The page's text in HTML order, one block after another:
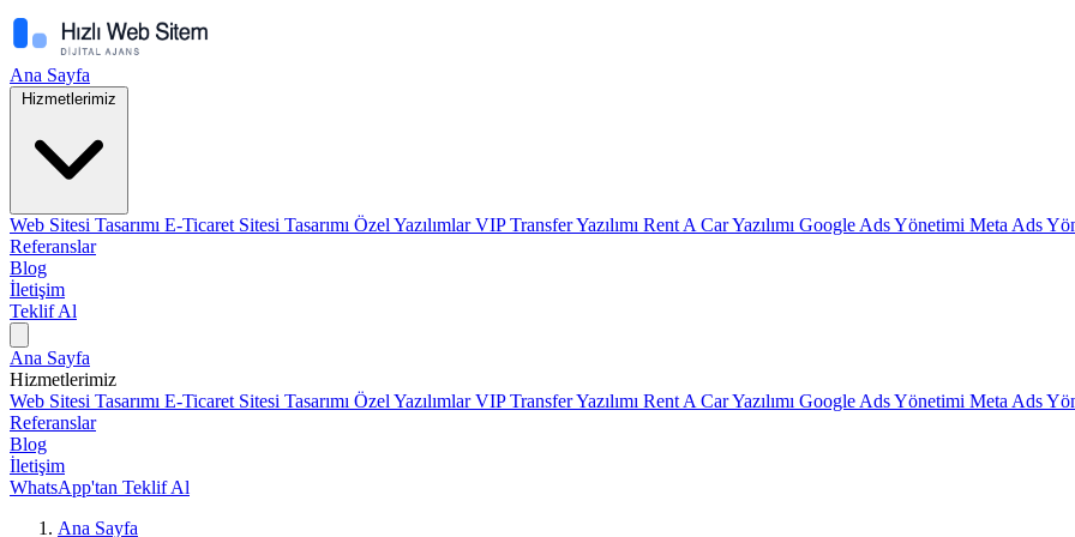
Ana Sayfa
Hizmetlerimiz
Web Sitesi Tasarımı E-Ticaret Sitesi Tasarımı Özel YazılımlarVIP Transfer Yazılımı Rent A Car Yazılımı Google Ads Yönetimi Meta Ads
Referanslar
Blog
İletişim
Teklif Al
Ana Sayfa
Hizmetlerimiz
Web Sitesi Tasarımı E-Ticaret Sitesi Tasarımı Özel YazılımlarVIP Transfer Yazılımı Rent A Car Yazılımı Google Ads Yönetimi Meta Ads
Referanslar
Blog
İletişim
WhatsApp'tan Teklif Al
Ana Sayfa